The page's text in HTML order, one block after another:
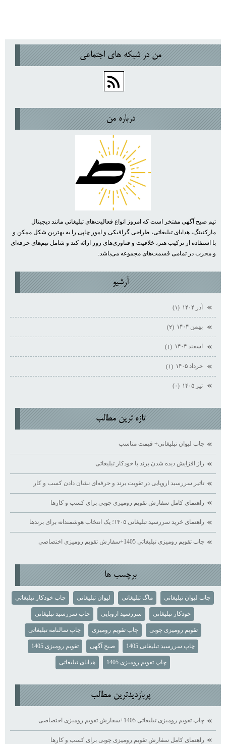
من در شبكه هاي اجتماعي
درباره من
تیم صبح آگهی مفتخر است که امروز انواع فعالیت‌های تبلیغاتی مانند دیجیتال
مارکتینگ، هدایای تبلیغاتی، طراحی گرافیکی و امور چاپی را به بهترین شکل ممکن و
با استفاده از ترکیب هنر، خلاقیت و فناوری‌های روز ارائه کند و شامل تیم‌های حرفه‌ای
و مجرب در تمامی قسمت‌های مجموعه می‌باشد.
آرشيو
آذر ۱۴۰۴ (۱)
بهمن ۱۴۰۴ (۲)
اسفند ۱۴۰۴ (۱)
خرداد ۱۴۰۵ (۱)
تیر ۱۴۰۵ (۰)
تازه ترين مطالب
چاپ ليوان تبليغاتي+ قيمت مناسب
راز افزایش دیده ‌شدن برند با خودکار تبلیغاتی
تاثیر سررسید اروپایی در تقویت برند و حرفه‌ای نشان دادن کسب ‌و کار
راهنمای کامل سفارش تقویم رومیزی چوبی برای کسب ‌و کارها
راهنمای خرید سررسید تبلیغاتی ۱۴۰۵؛ یک انتخاب هوشمندانه برای برندها
چاپ تقویم رومیزی تبلیغاتی 1405+سفارش تقویم رومیزی اختصاصی
برچسب ها
چاپ لیوان تبلیغاتی ماگ تبلیغاتی لیوان تبلیغاتی چاپ خودکار تبلیغاتی
خودکار تبلیغاتی سررسید اروپایی چاپ سررسید تبلیغاتی
تقویم رومیزی چوبی چاپ تقویم رومیزی چاپ سالنامه تبلیغاتی
چاپ سررسید تبلیغاتی 1405 صبح آگهی تقویم رومیزی 1405
چاپ تقویم رومیزی 1405 هدایای تبلیغاتی
پربازديدترين مطالب
چاپ تقویم رومیزی تبلیغاتی 1405+سفارش تقویم رومیزی اختصاصی
راهنمای کامل سفارش تقویم رومیزی چوبی برای کسب ‌و کارها